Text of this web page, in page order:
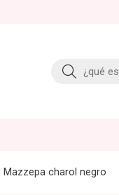
Buscar
charol negro